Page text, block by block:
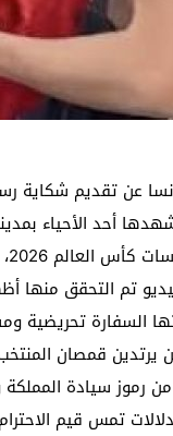
عن تقديم شكاية
أحد الأحياء
بلاغ رسمي صادر عن السفارة.
تم التحقق منها
السفارة تحريضية
قمصان
رموز سيادة
تمس قيم